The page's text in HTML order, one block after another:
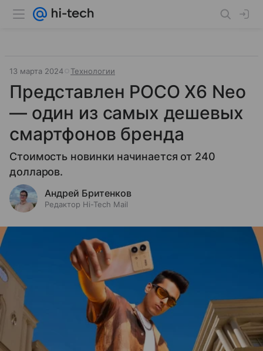
13 марта 2024 Технологии
Представлен POCO X6 Neo
— один из самых дешевых
смартфонов бренда
Стоимость новинки начинается от 240
долларов.
Андрей Бритенков
Редактор Hi-Tech Mail